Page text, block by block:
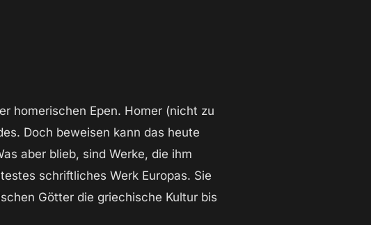
homerischen Epen. Homer (nicht zu
Doch beweisen kann das heute
aber blieb, sind Werke, die ihm
schriftliches Werk Europas. Sie
Götter die griechische Kultur bis